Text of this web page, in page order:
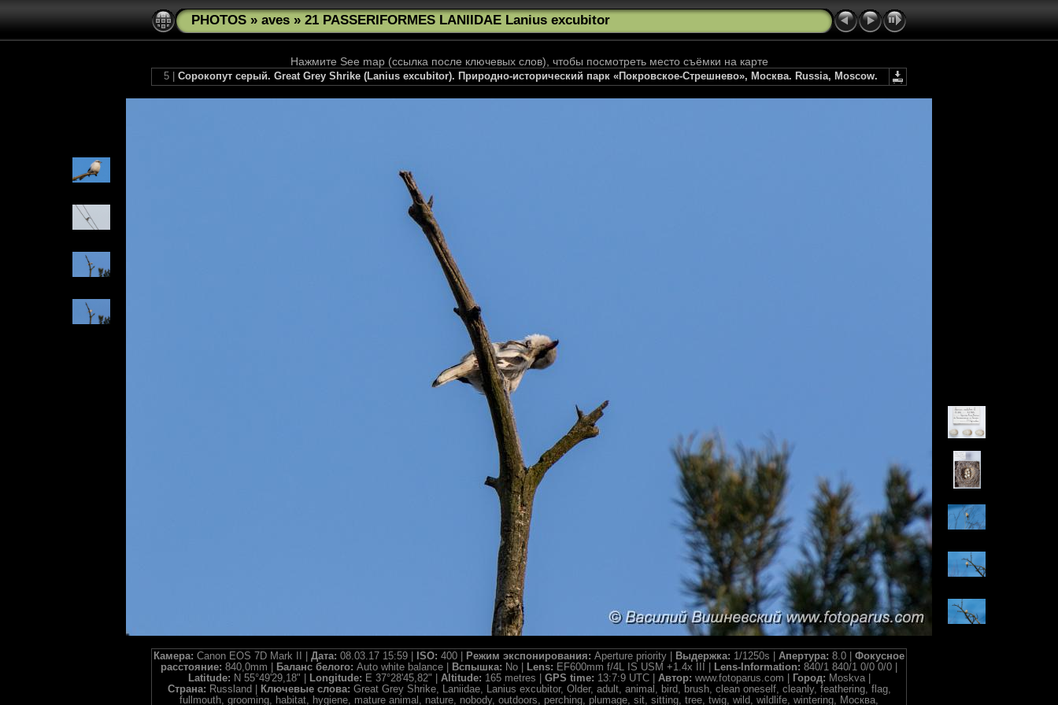
PHOTOS » aves » 21 PASSERIFORMES LANIIDAE Lanius excubitor
Нажмите See map (ссылка после ключевых слов), чтобы посмотреть место съёмки на карте
5 | Сорокопут серый. Great Grey Shrike (Lanius excubitor). Природно-исторический парк «Покровское-Стрешнево», Москва. Russia, Moscow.
Камера: Canon EOS 7D Mark II | Дата: 08.03.17 15:59 | ISO: 400 | Режим экспонирования: Aperture priority | Выдержка: 1/1250s | Апертура: 8.0 | Фокусное
расстояние: 840,0mm | Баланс белого: Auto white balance | Вспышка: No | Lens: EF600mm f/4L IS USM +1.4x III | Lens-Information: 840/1 840/1 0/0 0/0 |
Latitude: N 55°49'29,18" | Longitude: E 37°28'45,82" | Altitude: 165 metres | GPS time: 13:7:9 UTC | Автор: www.fotoparus.com | Город: Moskva |
Страна: Russland | Ключевые слова: Great Grey Shrike, Laniidae, Lanius excubitor, Older, adult, animal, bird, brush, clean oneself, cleanly, feathering, flag,
fullmouth, grooming, habitat, hygiene, mature animal, nature, nobody, outdoors, perching, plumage, sit, sitting, tree, twig, wild, wildlife, wintering, Москва,